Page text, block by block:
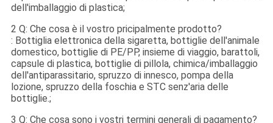
dell'imballaggio di plastica;
2 Q: Che cosa è il vostro pricipalmente prodotto?
: Bottiglia elettronica della sigaretta, bottiglie dell'animale
domestico, bottiglie di PE/PP, insieme di viaggio, barattoli,
capsule di plastica, bottiglie di pillola, chimica/imballaggio
dell'antiparassitario, spruzzo di innesco, pompa della
lozione, spruzzo della foschia e STC senz'aria delle
bottiglie.;
3 Q: Che cosa sono i vostri termini generali di pagamento?